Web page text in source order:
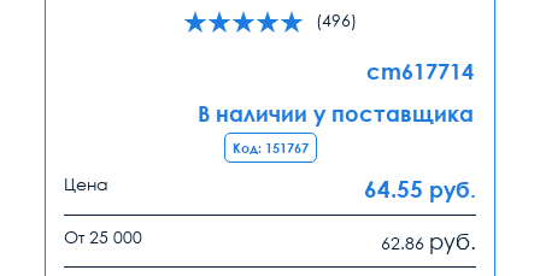
(496)
cm617714
В наличии у поставщика
Код: 151767
Цена 64.55 руб.
От 25 000 62.86 руб.